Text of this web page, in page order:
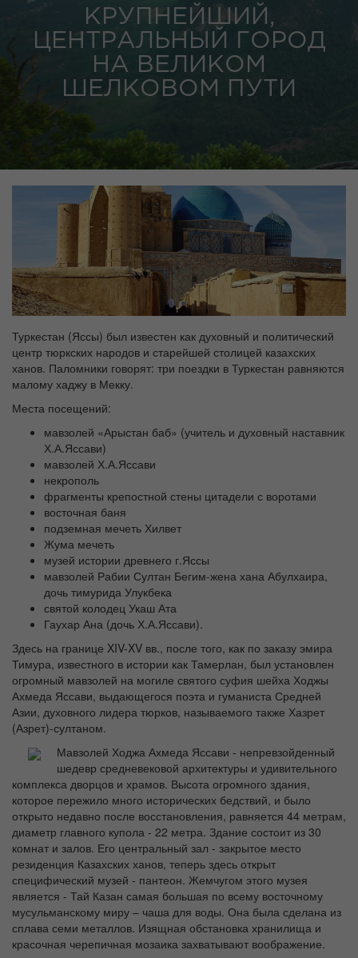
КРУПНЕЙШИЙ,
ЦЕНТРАЛЬНЫЙ ГОРОД
НА ВЕЛИКОМ
ШЕЛКОВОМ ПУТИ
Туркестан (Яссы) был известен как духовный и политический
центр тюркских народов и старейшей столицей казахских
ханов. Паломники говорят: три поездки в Туркестан равняются
малому хаджу в Мекку.
Места посещений:
мавзолей «Арыстан баб» (учитель и духовный наставник
Х.А.Яссави)
мавзолей Х.А.Яссави
некрополь
фрагменты крепостной стены цитадели с воротами
восточная баня
подземная мечеть Хилвет
Жума мечеть
музей истории древнего г.Яссы
мавзолей Рабии Султан Бегим-жена хана Абулхаира,
дочь тимурида Улукбека
святой колодец Укаш Ата
Гаухар Ана (дочь Х.А.Яссави).
Здесь на границе XIV-XV вв., после того, как по заказу эмира
Тимура, известного в истории как Тамерлан, был установлен
огромный мавзолей на могиле святого суфия шейха Ходжы
Ахмеда Яссави, выдающегося поэта и гуманиста Средней
Азии, духовного лидера тюрков, называемого также Хазрет
(Азрет)-султаном.
Мавзолей Ходжа Ахмеда Яссави - непревзойденный
шедевр средневековой архитектуры и удивительного
комплекса дворцов и храмов. Высота огромного здания,
которое пережило много исторических бедствий, и было
открыто недавно после восстановления, равняется 44 метрам,
диаметр главного купола - 22 метра. Здание состоит из 30
комнат и залов. Его центральный зал - закрытое место
резиденция Казахских ханов, теперь здесь открыт
специфический музей - пантеон. Жемчугом этого музея
является - Тай Казан самая большая по всему восточному
мусульманскому миру – чаша для воды. Она была сделана из
сплава семи металлов. Изящная обстановка хранилища и
красочная черепичная мозаика захватывают воображение.